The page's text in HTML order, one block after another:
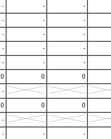
- - -
- - -
- - -
- - -
- - -
0 0 0
-
0 0 0
-
- - -